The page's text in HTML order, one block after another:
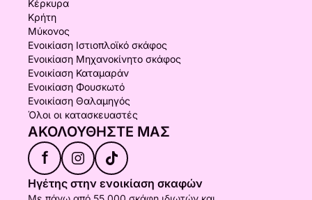
Κέρκυρα
Κρήτη
Μύκονος
Ενοικίαση Ιστιοπλοϊκό σκάφος
Ενοικίαση Μηχανοκίνητο σκάφος
Ενοικίαση Καταμαράν
Ενοικίαση Φουσκωτό
Ενοικίαση Θαλαμηγός
Όλοι οι κατασκευαστές
ΑΚΟΛΟΥΘΉΣΤΕ ΜΑΣ
f
Ηγέτης στην ενοικίαση σκαφών